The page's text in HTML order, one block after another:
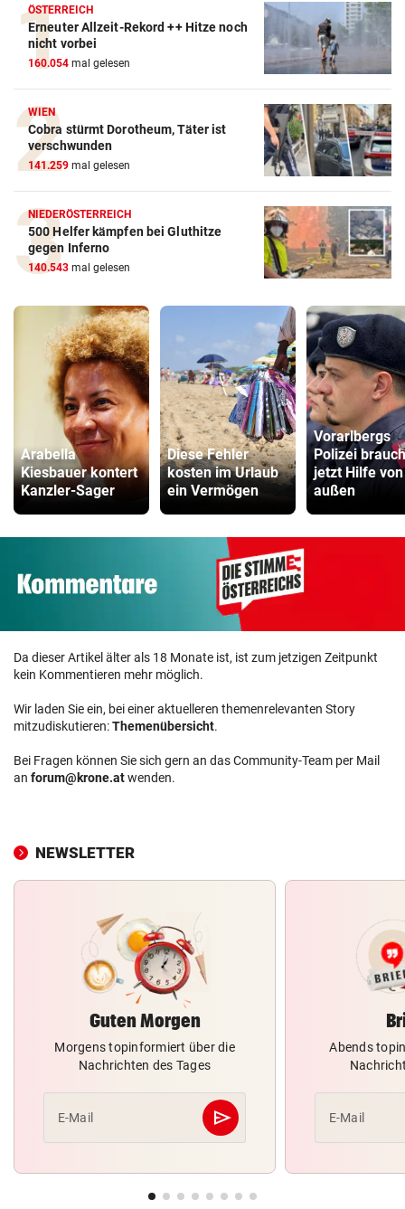
ÖSTERREICH
Erneuter Allzeit-Rekord ++ Hitze noch
nicht vorbei
160.054 mal gelesen
WIEN
Cobra stürmt Dorotheum, Täter ist
verschwunden
141.259 mal gelesen
NIEDERÖSTERREICH
500 Helfer kämpfen bei Gluthitze
gegen Inferno
140.543 mal gelesen
Arabella
Kiesbauer kontert
Kanzler-Sager
Diese Fehler
kosten im Urlaub
ein Vermögen
Vorarlbergs
Polizei
jetzt Hilfe von
außen
Da dieser Artikel älter als 18 Monate ist, ist zum jetzigen Zeitpunkt
kein Kommentieren mehr möglich.
Wir laden Sie ein, bei einer aktuelleren themenrelevanten Story
mitzudiskutieren:Themenübersicht.
Bei Fragen können Sie sich gern an das Community-Team per Mail
an forum@krone.atwenden.
NEWSLETTER
Guten Morgen
Morgens topinformiert über die
Nachrichten des Tages
E-Mail send
Abschicken
Abends
E-Mail